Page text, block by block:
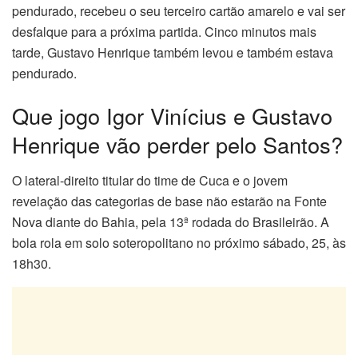
pendurado, recebeu o seu terceiro cartão amarelo e vai ser
desfalque para a próxima partida. Cinco minutos mais
tarde, Gustavo Henrique também levou e também estava
pendurado.
Que jogo Igor Vinícius e Gustavo
Henrique vão perder pelo Santos?
O lateral-direito titular do time de Cuca e o jovem
revelação das categorias de base não estarão na Fonte
Nova diante do Bahia, pela 13ª rodada do Brasileirão. A
bola rola em solo soteropolitano no próximo sábado, 25, às
18h30.